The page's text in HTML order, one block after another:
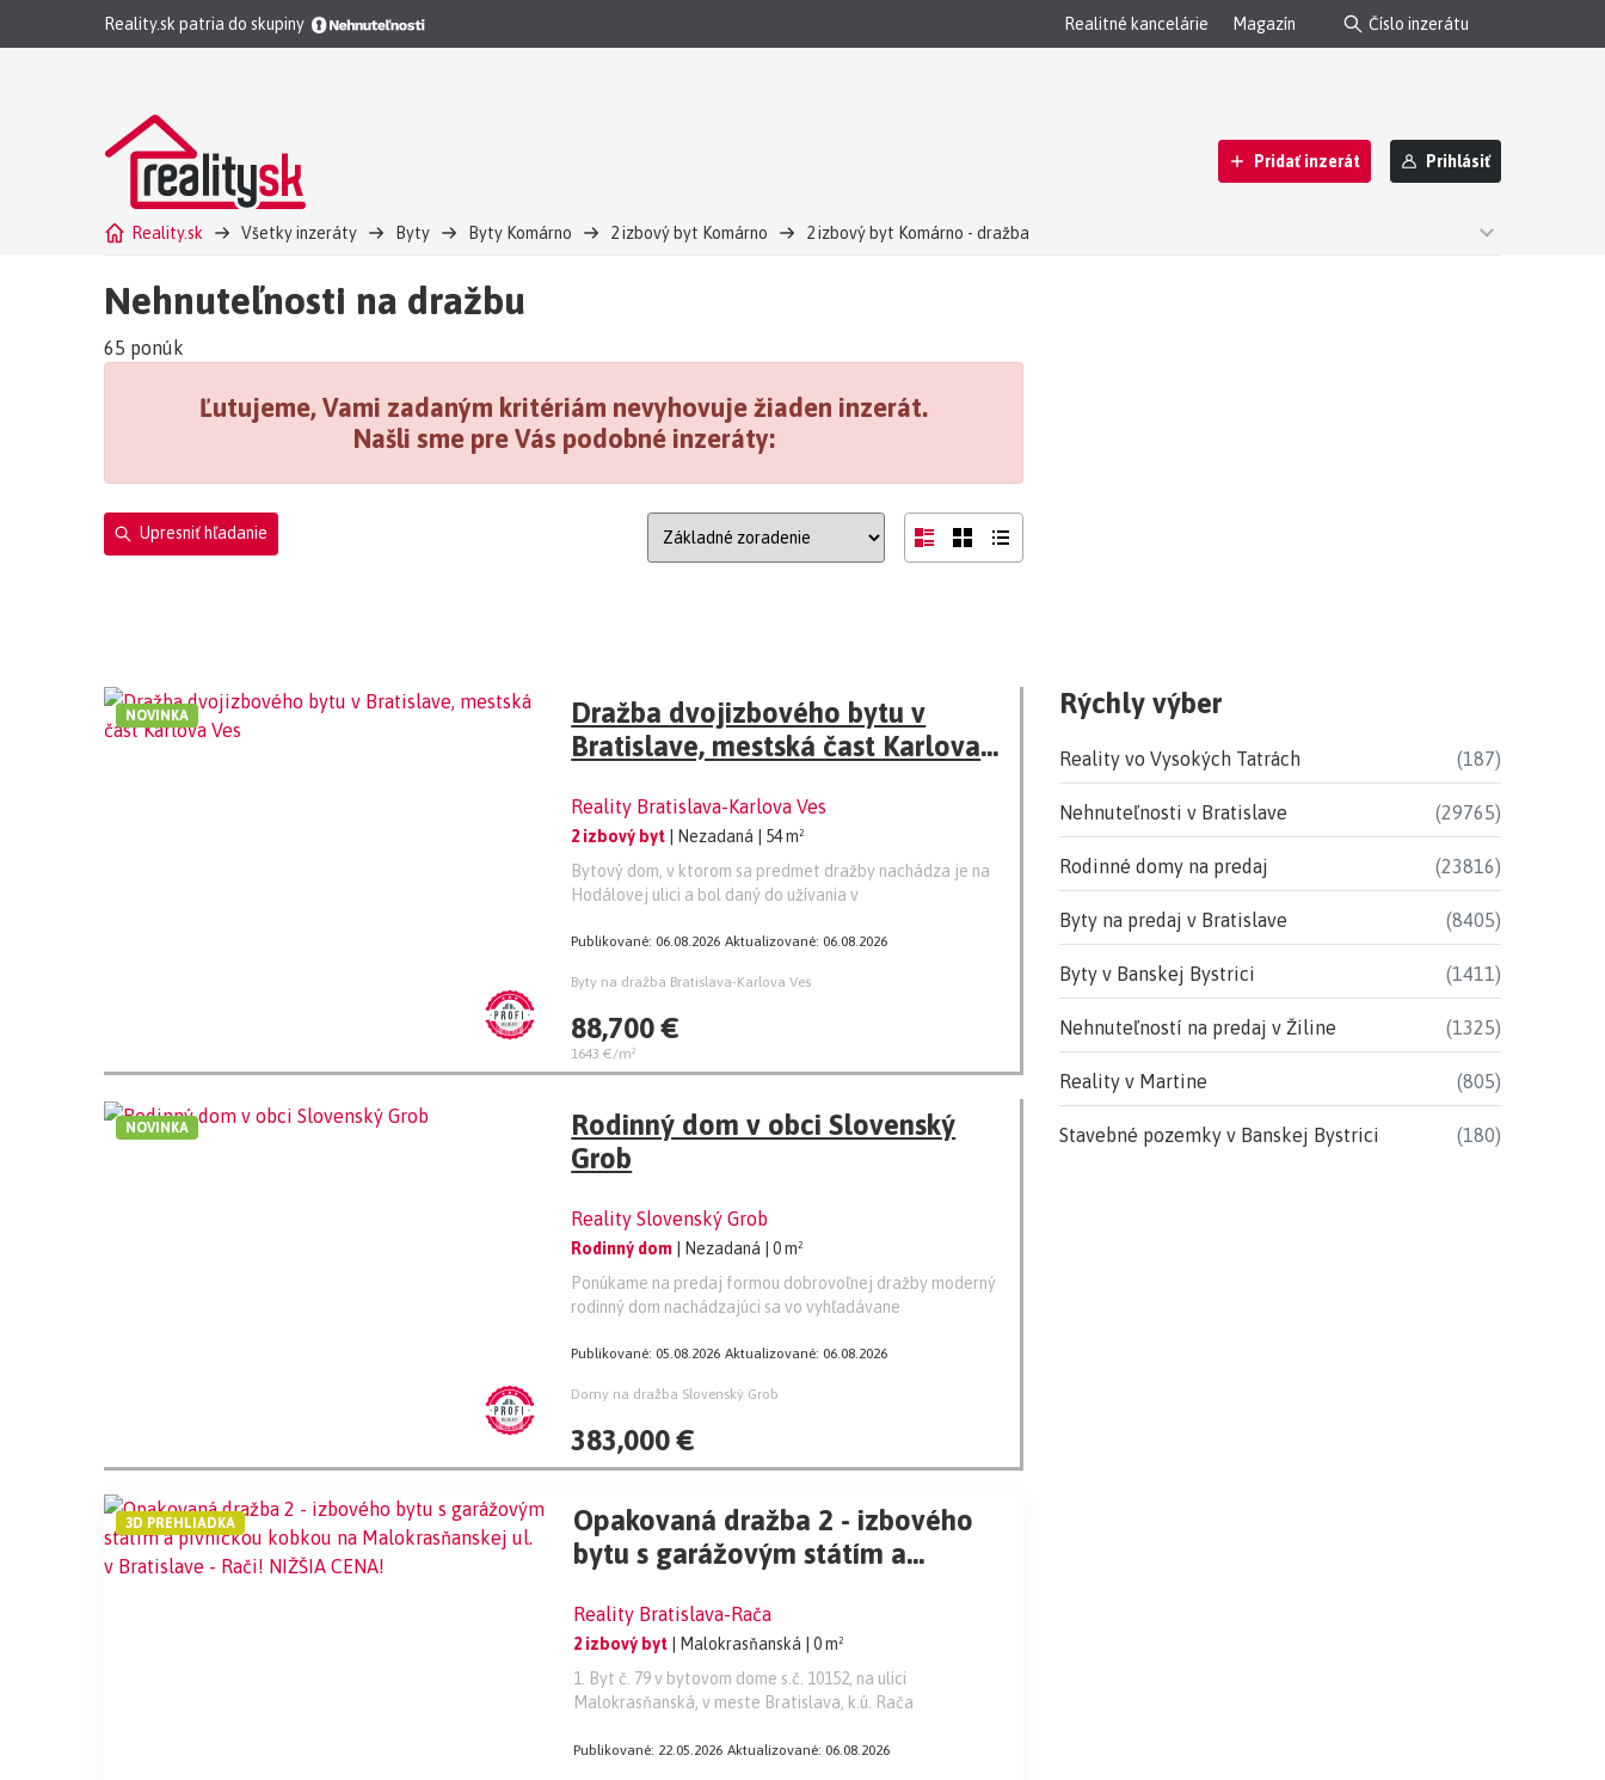
Reality.sk patria do skupiny Realitné kancelárie Magazín
Pridať inzerát Prihlásiť
Reality.sk Všetky inzeráty Byty Byty Komárno 2 izbový byt Komárno 2 izbový byt Komárno - dražba
Nehnuteľnosti na dražbu
65 ponúk
Ľutujeme, Vami zadaným kritériám nevyhovuje žiaden inzerát.
Našli sme pre Vás podobné inzeráty:
Upresniť hľadanie
Dražba dvojizbového bytu v
Bratislave, mestská čast Karlova
Reality Bratislava-Karlova Ves
2 izbový byt | Nezadaná
| 54 m²
Bytový dom, v ktorom sa predmet dražby nachádza je na
Hodálovej ulici a bol daný do užívania v
Publikované: 06.08.2026 Aktualizované: 06.08.2026
Byty na dražba Bratislava-Karlova Ves
88,700 €
1643 €/m²
NOVINKA
Rodinný dom v obci Slovenský
Grob
Reality Slovenský Grob
Rodinný dom | Nezadaná
| 0 m²
Ponúkame na predaj formou dobrovoľnej dražby moderný
rodinný dom nachádzajúci sa vo vyhľadávane
Publikované: 05.08.2026 Aktualizované: 06.08.2026
Domy na dražba Slovenský Grob
383,000 €
NOVINKA
Opakovaná dražba 2 - izbového
bytu s garážovým státím a
Malokrasňanskej ul. v Bratislave -
Rači! NIŽŠIA CENA!
Reality Bratislava-Rača
2 izbový byt | Malokrasňanská
| 0 m²
1. Byt č. 79 v bytovom dome s.č. 10152, na ulici
Malokrasňanská, v meste Bratislava, k.ú. Rača
Publikované: 22.05.2026 Aktualizované: 06.08.2026
3D PREHLIADKA
Rýchly výber
Reality vo Vysokých Tatrách (187)
Nehnuteľnosti v Bratislave (29765)
Rodinné domy na predaj (23816)
Byty na predaj v Bratislave (8405)
Byty v Banskej Bystrici (1411)
Nehnuteľností na predaj v Žiline (1325)
Reality v Martine (805)
Stavebné pozemky v Banskej Bystrici (180)